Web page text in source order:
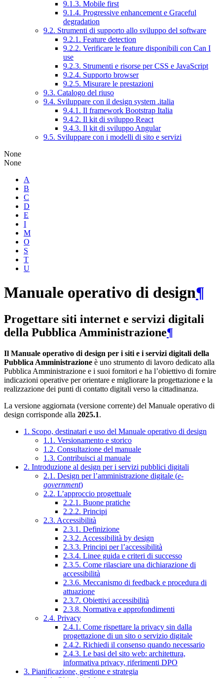
9.1.3. Mobile first
9.1.4. Progressive enhancement e Graceful
degradation
9.2. Strumenti di supporto allo sviluppo del software
9.2.1. Feature detection
9.2.2. Verificare le feature disponibili con Can I
use
9.2.3. Strumenti e risorse per CSS e JavaScript
9.2.4. Supporto browser
9.2.5. Misurare le prestazioni
9.3. Catalogo del riuso
9.4. Sviluppare con il design system .italia
9.4.1. Il framework Bootstrap Italia
9.4.2. Il kit di sviluppo React
9.4.3. Il kit di sviluppo Angular
9.5. Sviluppare con i modelli di sito e servizi
None
None
A
B
C
D
E
I
M
O
S
T
U
Manuale operativo di design¶
Progettare siti internet e servizi digitali
della Pubblica Amministrazione¶
Il Manuale operativo di design per i siti e i servizi digitali della
Pubblica Amministrazione è uno strumento di lavoro dedicato alla
Pubblica Amministrazione e i suoi fornitori e ha l’obiettivo di fornire
indicazioni operative per orientare e migliorare la progettazione e la
realizzazione dei punti di contatto digitali verso la cittadinanza.
La versione aggiornata (versione corrente) del Manuale operativo di
design corrisponde alla 2025.1.
1. Scopo, destinatari e uso del Manuale operativo di design
1.1. Versionamento e storico
1.2. Consultazione del manuale
1.3. Contribuisci al manuale
2. Introduzione al design per i servizi pubblici digitali
2.1. Design per l’amministrazione digitale (e-
government)
2.2. L’approccio progettuale
2.2.1. Buone pratiche
2.2.2. Principi
2.3. Accessibilità
2.3.1. Definizione
2.3.2. Accessibilità by design
2.3.3. Principi per l’accessibilità
2.3.4. Linee guida e criteri di successo
2.3.5. Come rilasciare una dichiarazione di
accessibilità
2.3.6. Meccanismo di feedback e procedura di
attuazione
2.3.7. Obiettivi accessibilità
2.3.8. Normativa e approfondimenti
2.4. Privacy
2.4.1. Come rispettare la privacy sin dalla
progettazione di un sito o servizio digitale
2.4.2. Richiedi il consenso quando necessario
2.4.3. Le basi del sito web: architettura,
informativa privacy, riferimenti DPO
3. Pianificazione, gestione e strategia